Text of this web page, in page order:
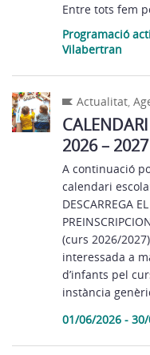
Entre tots fem
Programació
Vilabertran
Actualitat,
2026 – 2027
A continuació
calendari
DESCARREGA
(curs 2026/
interessada a
d’infants pel
instància
01/06/2026 -